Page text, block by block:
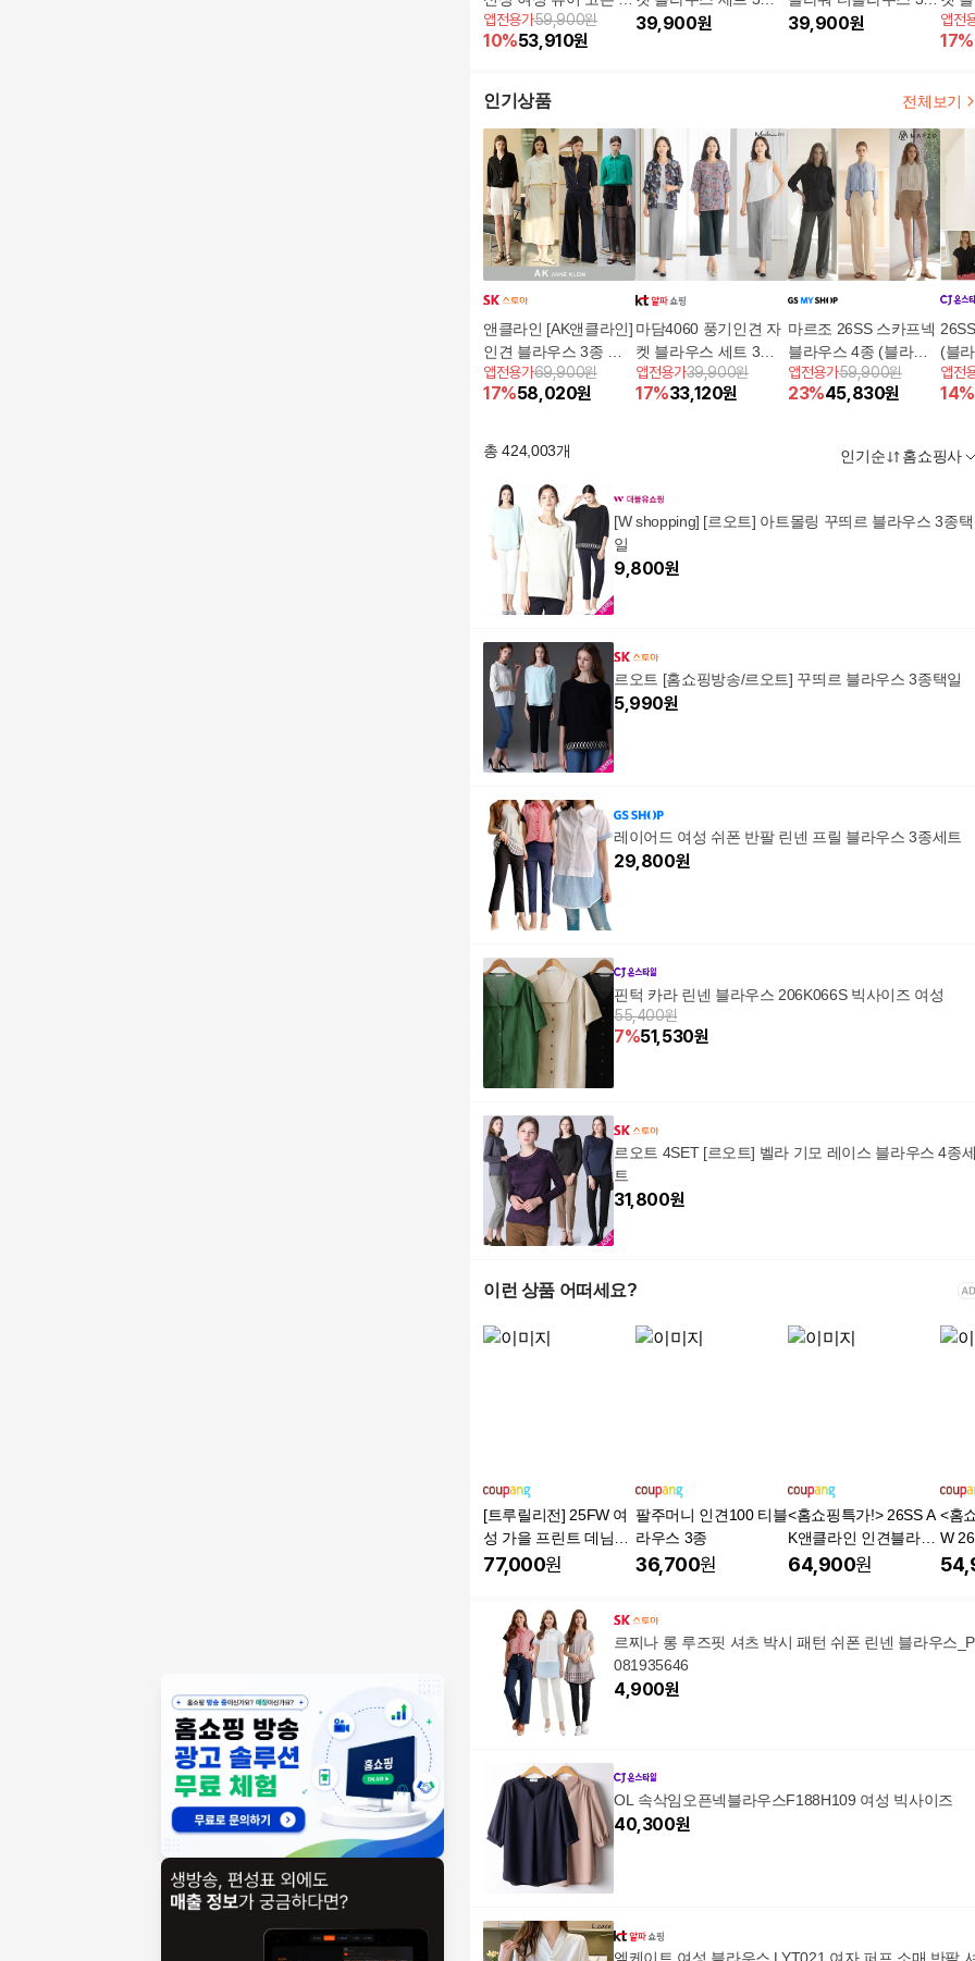
일렛 자수 블라우스 3
종 세트
앱전용가59,900원
10%53,910원
(자켓+블라우스+민소
39,900원
세트
39,900원
(자
매)
앱전
17%
인기상품 전체보기
앤클라인 [AK앤클라인]
인견 블라우스 3종 세
트
앱전용가69,900원
17%58,020원
마담4060 풍기인견 자
켓 블라우스 세트 3종
(자켓+블라우스+민소
매)
앱전용가39,900원
17%33,120원
마르조 26SS 스카프넥
블라우스 4종 (블라우
스3종+스카프1종)
앱전용가59,900원
23%45,830원
(블
앱전
14%
총424,003개 인기순 홈쇼핑사
[W shopping] [르오트] 아트몰링 꾸띄르 블라우스 3종택
일
9,800원
르오트 [홈쇼핑방송/르오트] 꾸띄르 블라우스 3종택일
5,990원
레이어드 여성 쉬폰 반팔 린넨 프릴 블라우스 3종세트
29,800원
핀턱 카라 린넨 블라우스 206K066S 빅사이즈 여성
55,400원
7%51,530원
르오트 4SET [르오트] 벨라 기모 레이스 블라우스 4종
트
31,800원
이런 상품 어떠세요?
[트루릴리전] 25FW 여
성 가을 프린트 데님셔
츠 2종세트
77,000원
팔주머니 인견100 티블
라우스 3종
36,700원
<홈쇼핑특가!> 26SS A
K앤클라인 인견블라우
스 3종
64,900원
<홈
W
라우
르찌나 롱 루즈핏 셔츠 박시 패턴 쉬폰 린넨 블라우스_P
081935646
4,900원
OL 속삭임오픈넥블라우스F188H109 여성 빅사이즈
40,300원